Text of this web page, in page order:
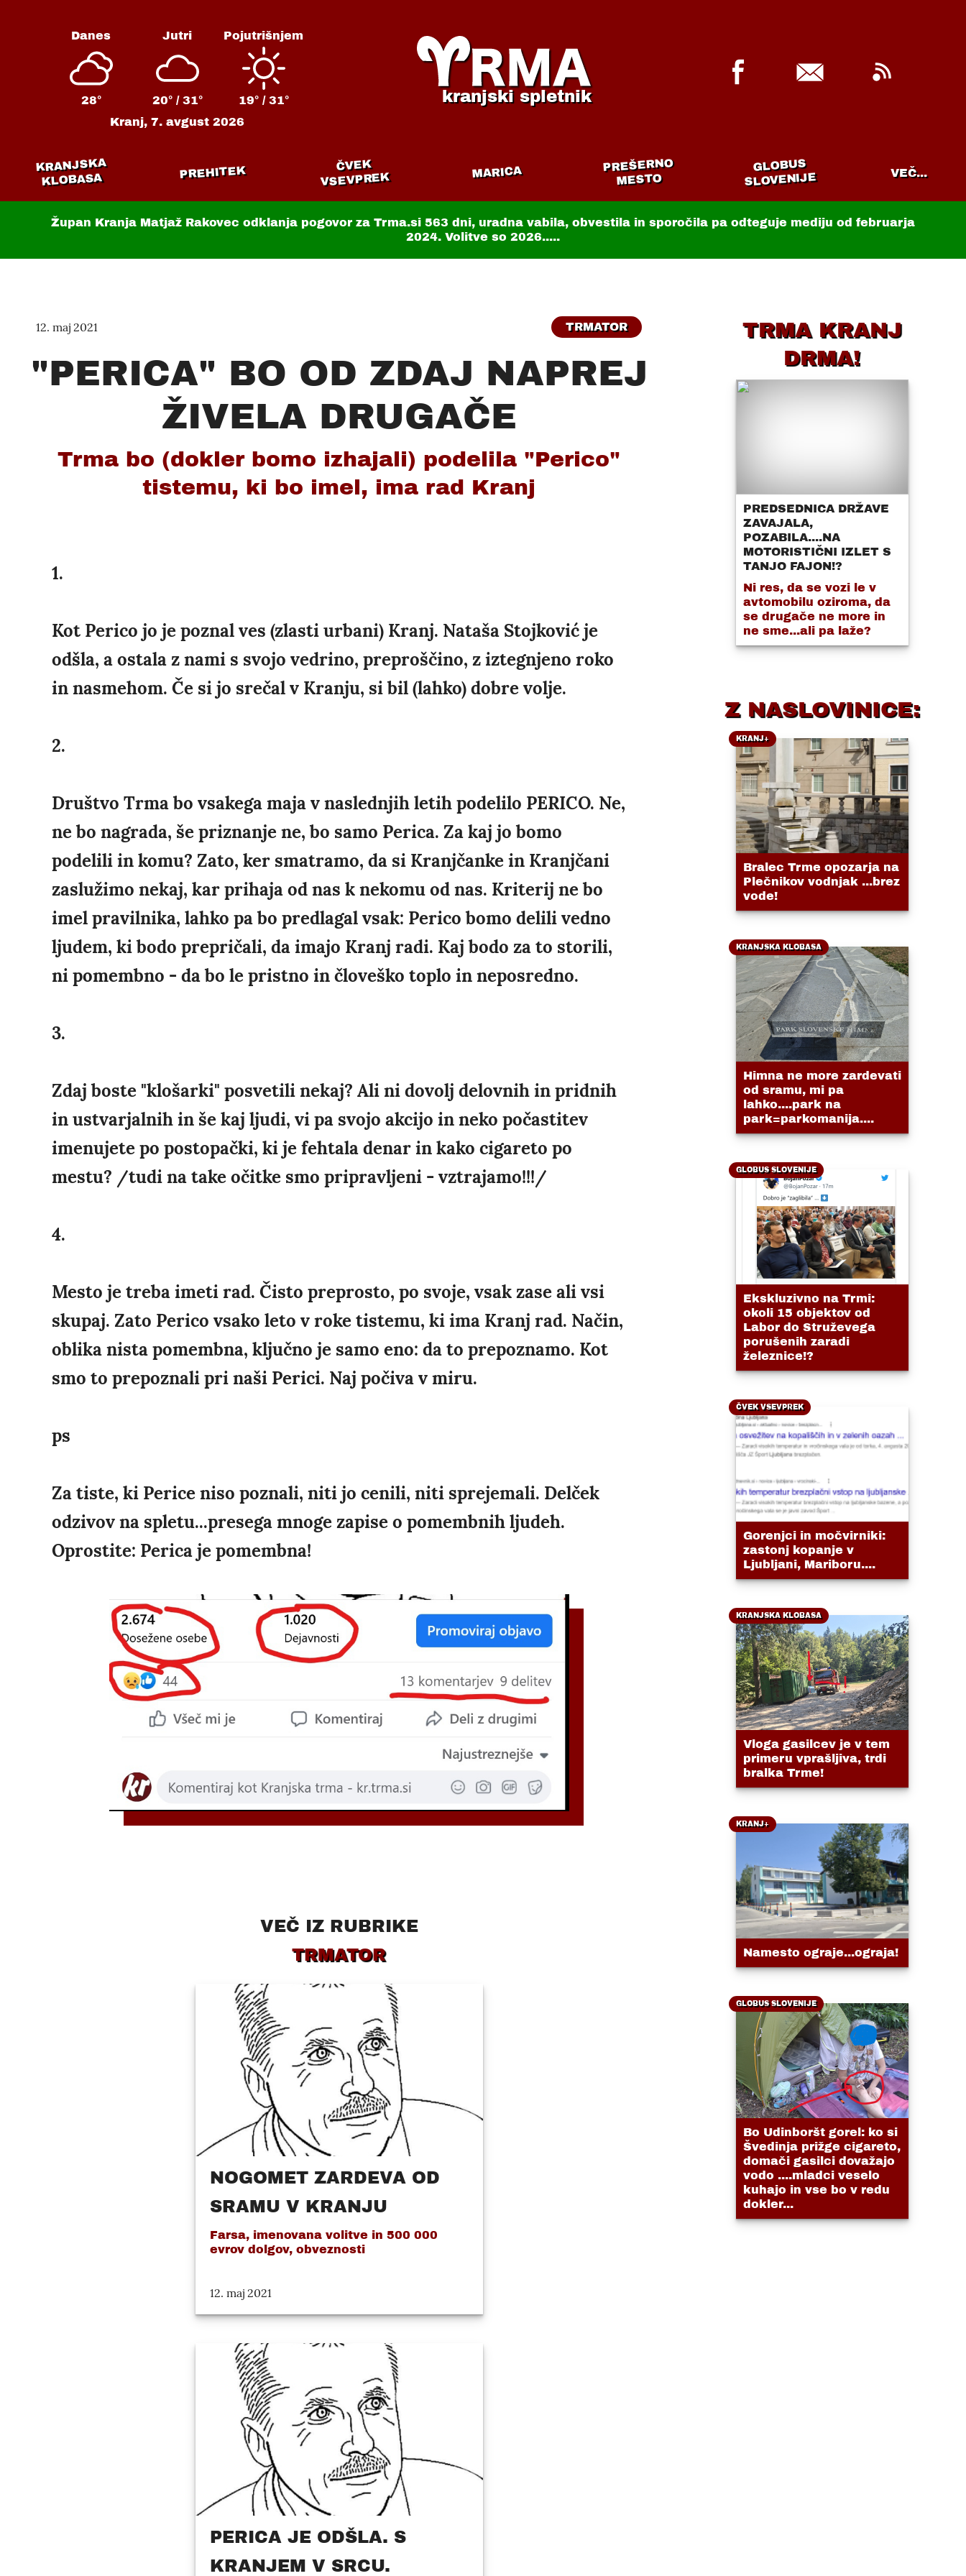
Danes
28°
Jutri
20° / 31°
Pojutrišnjem
19° / 31°
Kranj,7. avgust 2026
kranjski spletnik
KRANJSKA
KLOBASA PREHITEK ČVEK
VSEVPREK MARICA PREŠERNO
MESTO
GLOBUS
SLOVENIJE VEČ...
Župan Kranja Matjaž Rakovec odklanja pogovor za Trma.si 563 dni, uradna vabila, obvestila in sporočila pa odteguje mediju od februarja
2024. Volitve so 2026.....
12. maj 2021 TRMATOR
"PERICA" BO OD ZDAJ NAPREJ
ŽIVELA DRUGAČE
Trma bo (dokler bomo izhajali) podelila "Perico"
tistemu, ki bo imel, ima rad Kranj
1.
Kot Perico jo je poznal ves (zlasti urbani) Kranj. Nataša Stojković je
odšla, a ostala z nami s svojo vedrino, preproščino, z iztegnjeno roko
in nasmehom. Če si jo srečal v Kranju, si bil (lahko) dobre volje.
2.
Društvo Trma bo vsakega maja v naslednjih letih podelilo PERICO. Ne,
ne bo nagrada, še priznanje ne, bo samo Perica. Za kaj jo bomo
podelili in komu? Zato, ker smatramo, da si Kranjčanke in Kranjčani
zaslužimo nekaj, kar prihaja od nas k nekomu od nas. Kriterij ne bo
imel pravilnika, lahko pa bo predlagal vsak: Perico bomo delili vedno
ljudem, ki bodo prepričali, da imajo Kranj radi. Kaj bodo za to storili,
ni pomembno - da bo le pristno in človeško toplo in neposredno.
3.
Zdaj boste "klošarki" posvetili nekaj? Ali ni dovolj delovnih in pridnih
in ustvarjalnih in še kaj ljudi, vi pa svojo akcijo in neko počastitev
imenujete po postopački, ki je fehtala denar in kako cigareto po
mestu? /tudi na take očitke smo pripravljeni - vztrajamo!!!/
4.
Mesto je treba imeti rad. Čisto preprosto, po svoje, vsak zase ali vsi
skupaj. Zato Perico vsako leto v roke tistemu, ki ima Kranj rad. Način,
oblika nista pomembna, ključno je samo eno: da to prepoznamo. Kot
smo to prepoznali pri naši Perici. Naj počiva v miru.
ps
Za tiste, ki Perice niso poznali, niti jo cenili, niti sprejemali. Delček
odzivov na spletu...presega mnoge zapise o pomembnih ljudeh.
Oprostite: Perica je pomembna!
VEČ IZ RUBRIKE
TRMATOR
NOGOMET ZARDEVA OD
SRAMU V KRANJU
Farsa, imenovana volitve in 500 000
evrov dolgov, obveznosti
12. maj 2021
PERICA JE ODŠLA. S
KRANJEM V SRCU.
TRMA KRANJ
DRMA!
PREDSEDNICA DRŽAVE
ZAVAJALA,
POZABILA....NA
MOTORISTIČNI IZLET S
TANJO FAJON!?
Ni res, da se vozi le v
avtomobilu oziroma, da
se drugače ne more in
ne sme...ali pa laže?
Z NASLOVINICE:
KRANJ+
Bralec Trme opozarja na
Plečnikov vodnjak ...brez
vode!
KRANJSKA KLOBASA
Himna ne more zardevati
od sramu, mi pa
lahko....park na
park=parkomanija....
GLOBUS SLOVENIJE
Ekskluzivno na Trmi:
okoli 15 objektov od
Labor do Struževega
porušenih zaradi
železnice!?
ČVEK VSEVPREK
Gorenjci in močvirniki:
zastonj kopanje v
Ljubljani, Mariboru....
KRANJSKA KLOBASA
Vloga gasilcev je v tem
primeru vprašljiva, trdi
bralka Trme!
KRANJ+
Namesto ograje...ograja!
GLOBUS SLOVENIJE
Bo Udinboršt gorel: ko si
Švedinja prižge cigareto,
domači gasilci dovažajo
vodo ....mladci veselo
kuhajo in vse bo v redu
dokler...